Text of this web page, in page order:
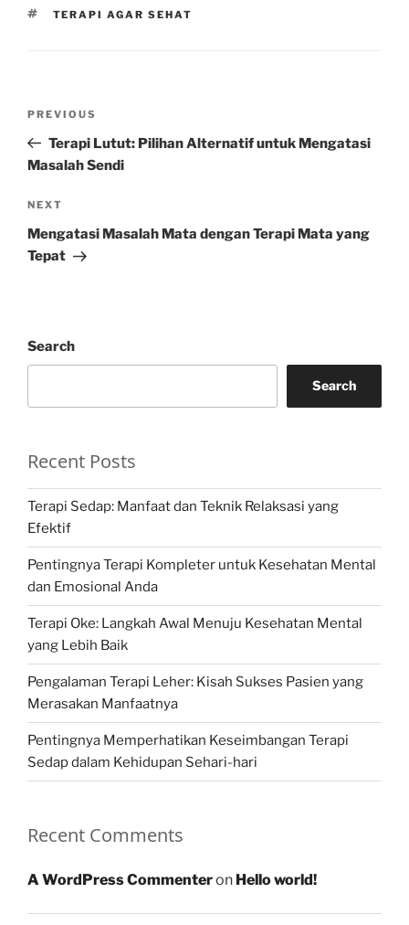
TAGS
TERAPI AGAR SEHAT
Previous
Post
PREVIOUS
Terapi Lutut: Pilihan Alternatif untuk Mengatasi
Masalah Sendi
Next
Post
NEXT
Mengatasi Masalah Mata dengan Terapi Mata yang
Tepat
Search
Search
Recent Posts
Terapi Sedap: Manfaat dan Teknik Relaksasi yang
Efektif
Pentingnya Terapi Kompleter untuk Kesehatan Mental
dan Emosional Anda
Terapi Oke: Langkah Awal Menuju Kesehatan Mental
yang Lebih Baik
Pengalaman Terapi Leher: Kisah Sukses Pasien yang
Merasakan Manfaatnya
Pentingnya Memperhatikan Keseimbangan Terapi
Sedap dalam Kehidupan Sehari-hari
Recent Comments
A WordPress Commenteron Hello world!